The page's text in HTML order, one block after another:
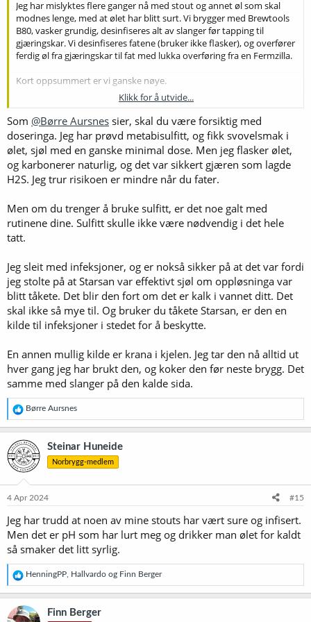
Jeg har mislyktes flere ganger nå med stout og annet øl som skal
modnes lenge, med at ølet har blitt surt. Vi brygger med Brewtools
B80, vasker grundig, desinfiseres alt av slanger før tapping til
gjæringskar. Vi desinfiseres fatene (bruker ikke flasker), og overfører
ferdig øl fra gjæringskar til fat med lukka overføring fra en Fermzilla.
Kort oppsummert er vi ganske nøye.
Vi brygger mest IPA, og det blir alltid bra. Selv om det hører med til
historien at IPAene våre sjelden blir mer enn 3 mnd. gamle før
fatene er tomme. Så eventuelle bakterier og ulumskheter rekker
sikkert ikke å sette usmak på så kort tid.
Nå tenker jeg å brygge en St. Bernardus som skal modnes lenge, og
denne gangen har jeg ikke tenkt at ølet skal tømmes i dass. Jeg
eventuelle bakterier eller villgjær (om det kan forekomme i øl?).
Er det noen som har erfaring med Campden i øl? Setter det sulfitt-
smak på ølet?
Klikk for å utvide...
Som @Børre Aursnes sier, skal du være forsiktig med
doseringa. Jeg har prøvd metabisulfitt, og fikk svovelsmak i
ølet, sjøl med en ganske minimal dose. Men jeg flasker ølet,
og karbonerer naturlig, og det var sikkert gjæren som lagde
H2S. Jeg trur risikoen er mindre når du fater.
Men om du trenger å bruke sulfitt, er det noe galt med
rutinene dine. Sulfitt skulle ikke være nødvendig i det hele
tatt.
Jeg sleit med infeksjoner, og er nokså sikker på at det var fordi
jeg stolte på at Starsan var effektivt sjøl om oppløsninga var
blitt tåkete. Det blir den fort om det er kalk i vannet ditt. Det
skal ikke så mye til. Og bruker du tåkete Starsan, er den en
kilde til infeksjoner i stedet for å beskytte.
En annen mullig kilde er krana i kjelen. Jeg tar den nå alltid ut
hver gang jeg har brukt den, og koker den før neste brygg. Det
samme med slanger på den kalde sida.
R
e
a
k
s
j
o
e
:
Børre Aursnes
Steinar Huneide
Norbrygg-medlem
4 Apr 2024 #15
Jeg har trudd at noen av mine stouts har vært sure og infisert.
Men det er pH som har lurt meg og drikker man ølet for kaldt
så smaker det litt syrlig.
R
e
a
k
s
HenningPP Hallvardo og Finn Berger
Finn Berger